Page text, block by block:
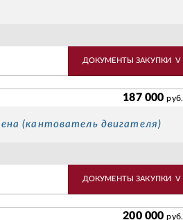
ДОКУМЕНТЫ ЗАКУПКИ V
187 000руб.
(кантователь двигателя)
ДОКУМЕНТЫ ЗАКУПКИ V
200 000руб.